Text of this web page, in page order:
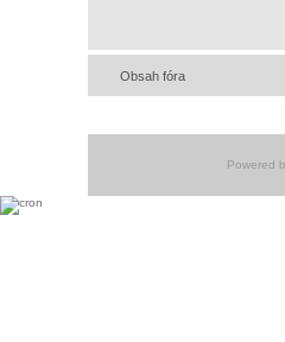
Obsah fóra
Powered